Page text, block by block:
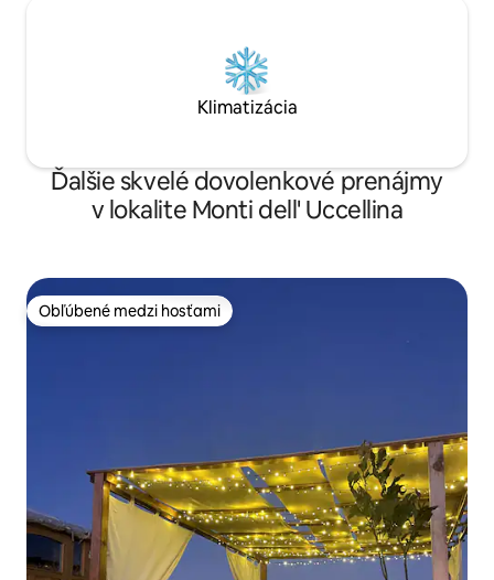
Klimatizácia
Ďalšie skvelé dovolenkové prenájmy
v lokalite Monti dell' Uccellina
Obľúbené medzi hosťami
Obľúbené medzi hosťami